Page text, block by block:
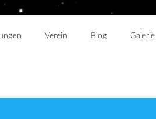
Verein Blog Galerie